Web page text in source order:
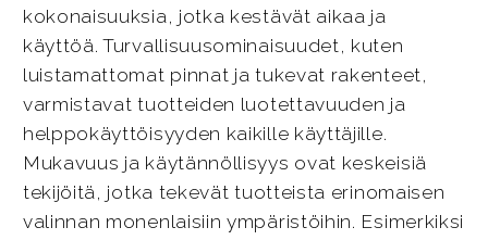
kokonaisuuksia, jotka kestävät aikaa ja
käyttöä. Turvallisuusominaisuudet, kuten
luistamattomat pinnat ja tukevat rakenteet,
varmistavat tuotteiden luotettavuuden ja
helppokäyttöisyyden kaikille käyttäjille.
Mukavuus ja käytännöllisyys ovat keskeisiä
tekijöitä, jotka tekevät tuotteista erinomaisen
valinnan monenlaisiin ympäristöihin. Esimerkiksi